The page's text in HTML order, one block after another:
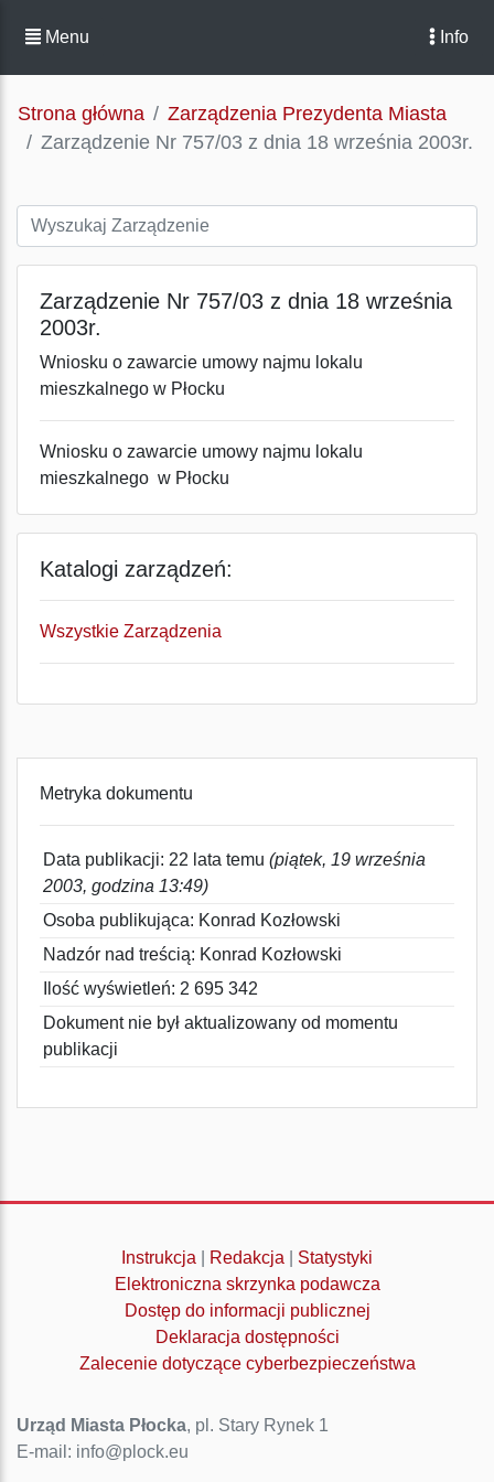
Menu Info
Strona główna
Zarządzenia Prezydenta Miasta
Zarządzenie Nr 757/03 z dnia 18 września 2003r.
Zarządzenie Nr 757/03 z dnia 18 września
2003r.
Wniosku o zawarcie umowy najmu lokalu
mieszkalnego w Płocku
Wniosku o zawarcie umowy najmu lokalu
mieszkalnego w Płocku
Katalogi zarządzeń:
Wszystkie Zarządzenia
Metryka dokumentu
Data publikacji: 22 lata temu (piątek, 19 września
2003, godzina 13:49)
Osoba publikująca: Konrad Kozłowski
Nadzór nad treścią: Konrad Kozłowski
Ilość wyświetleń: 2 695 342
Dokument nie był aktualizowany od momentu
publikacji
Instrukcja Redakcja
Statystyki
Elektroniczna skrzynka podawcza
Dostęp do informacji publicznej
Deklaracja dostępności
Zalecenie dotyczące cyberbezpieczeństwa
Urząd Miasta Płocka, pl. Stary Rynek 1
E-mail: info@plock.eu